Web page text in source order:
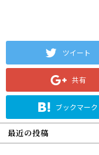
ツイート
共有
ブックマーク
最近の投稿